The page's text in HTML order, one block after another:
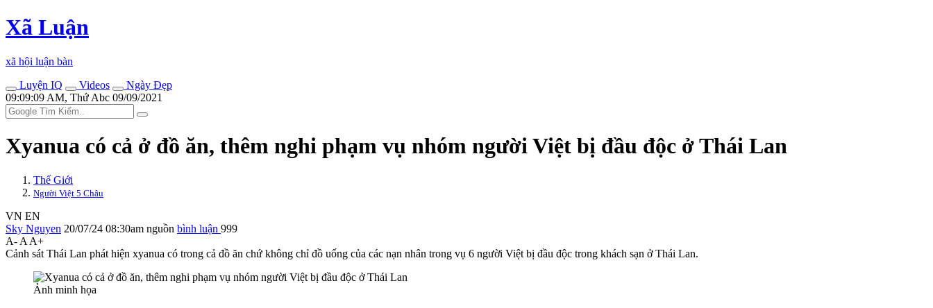
Xã Luận
xã hội luận bàn
Luyện IQ
Videos
Ngày Đẹp
09:09:09 AM, Thứ Abc 09/09/2021
Xyanua có cả ở đồ ăn, thêm nghi phạm vụ nhóm người Việt bị đầ‌u độ‌c ở Thái Lan
Thế Giới
Người Việt 5 Châu
VN EN
Sky Nguyen 20/07/24 08:30am nguồn bình luận 999
A- A A+
Cảnh sát Thái Lan phát hiện xyanua có trong cả đồ ăn chứ không chỉ đồ uống của các nạn nhân trong vụ 6 người Việt bị đầ‌u độ‌c trong khách sạn ở Thái Lan.
Ảnh minh họa